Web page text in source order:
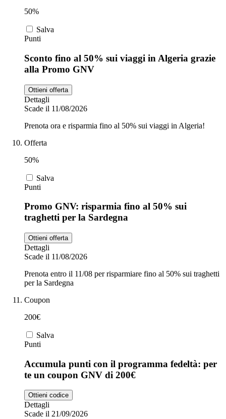
50%
Salva
Punti
Sconto fino al 50% sui viaggi in Algeria grazie
alla Promo GNV
Ottieni offerta
Dettagli
Scade il 11/08/2026
Prenota ora e risparmia fino al 50% sui viaggi in Algeria!
Offerta
50%
Salva
Punti
Promo GNV: risparmia fino al 50% sui
traghetti per la Sardegna
Ottieni offerta
Dettagli
Scade il 11/08/2026
Prenota entro il 11/08 per risparmiare fino al 50% sui traghetti
per la Sardegna
Coupon
200€
Salva
Punti
Accumula punti con il programma fedeltà: per
te un coupon GNV di 200€
Ottieni codice
Dettagli
Scade il 21/09/2026